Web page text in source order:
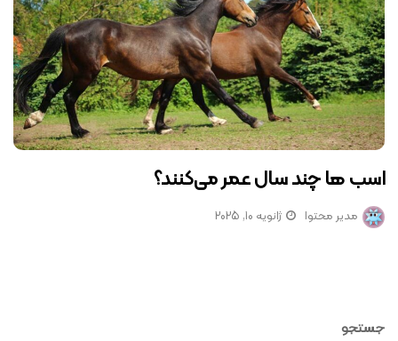
اسب ها چند سال عمر می‌کنند؟
مدیر محتوا ژانویه 10, 2025
جستجو